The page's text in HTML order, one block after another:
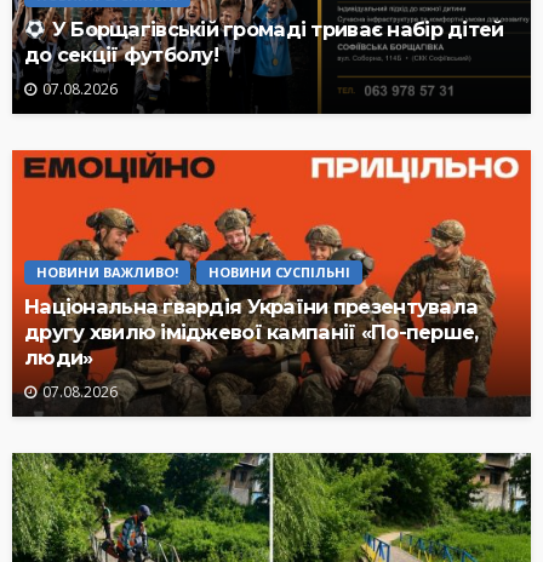
У Борщагівській громаді триває набір дітей
до секції футболу!
07.08.2026
НОВИНИ ВАЖЛИВО! НОВИНИ СУСПІЛЬНІ
Національна гвардія України презентувала
другу хвилю іміджевої кампанії «По-перше,
люди»
07.08.2026